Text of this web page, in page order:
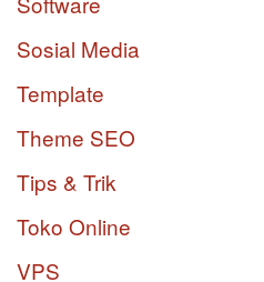
Sosial Media
Template
Theme SEO
Tips & Trik
Toko Online
VPS